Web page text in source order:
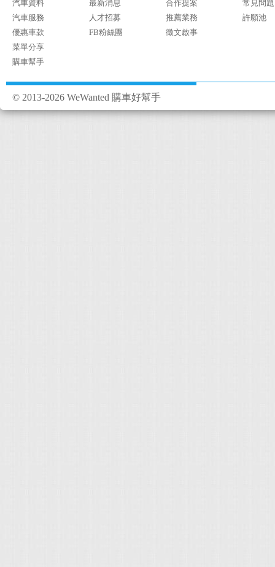
汽車資料
汽車服務
優惠車款
菜單分享
購車幫手
最新消息
人才招募
FB粉絲團
合作提案
推薦業務
徵文啟事
常見問題
許願池
© 2013-2026 WeWanted 購車好幫手